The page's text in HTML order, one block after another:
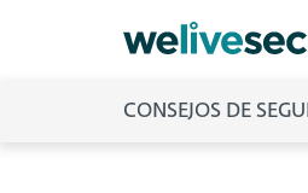
CONSEJOS DE